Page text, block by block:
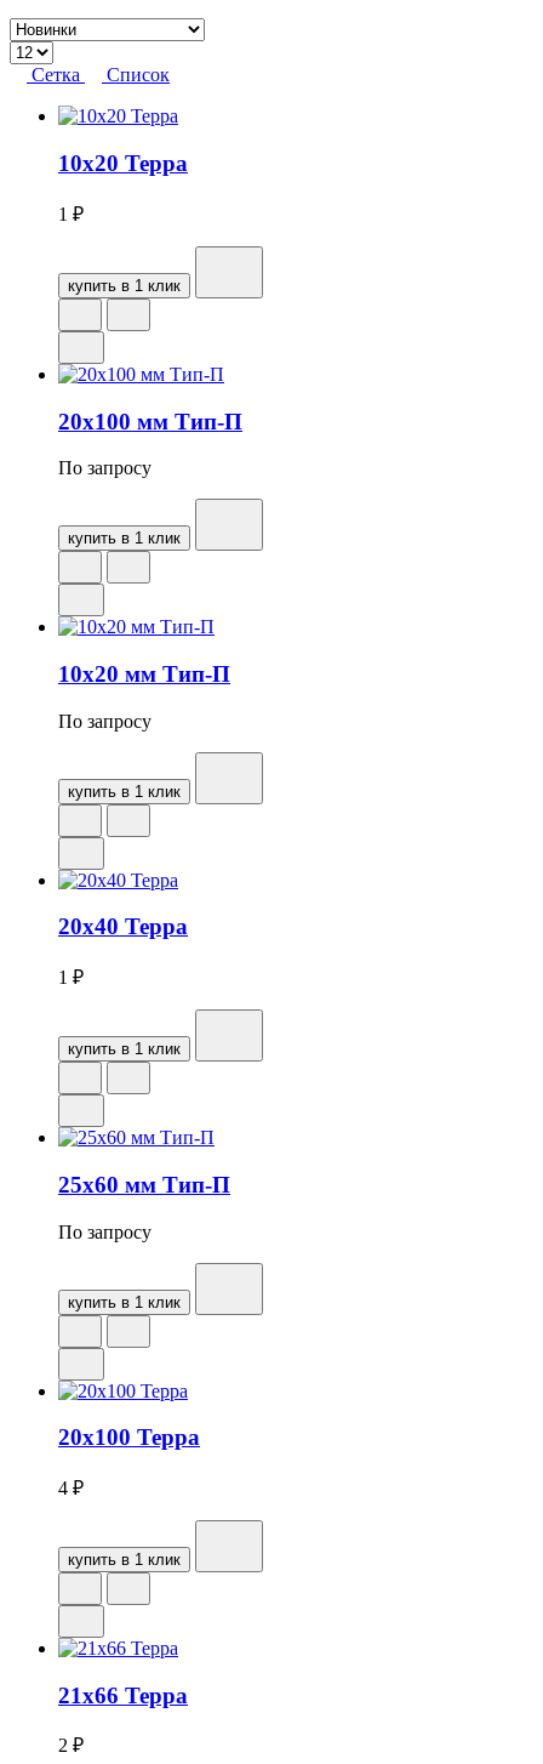
Сетка Список
10х20 Терра
1 ₽
купить в 1 клик
20х100 мм Тип-П
По запросу
купить в 1 клик
10х20 мм Тип-П
По запросу
купить в 1 клик
20х40 Терра
1 ₽
купить в 1 клик
25х60 мм Тип-П
По запросу
купить в 1 клик
20х100 Терра
4 ₽
купить в 1 клик
21х66 Терра
2 ₽